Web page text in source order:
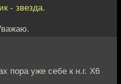
- звезда.
пора уже себе к н.г. Х6